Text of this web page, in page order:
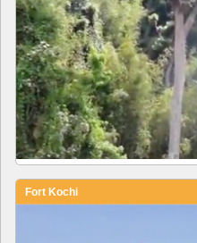
Fort Kochi